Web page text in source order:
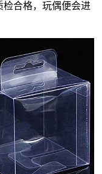
检合格，玩偶便会进